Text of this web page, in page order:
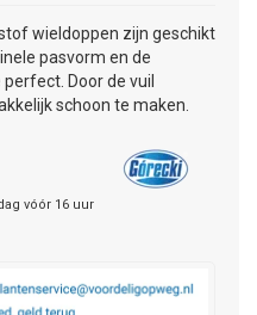
wieldoppen zijn geschikt
pasvorm en de
Door de vuil
schoon te maken.
vóór 16 uur